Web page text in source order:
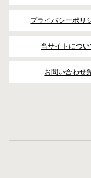
プライバシーポリ
当サイトについ
お問い合わせ